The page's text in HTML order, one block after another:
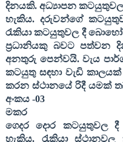
දිනයකි. අධ්‍යාපන
හැකිය. දරුවන්ගේ
රැකියා කටයුතුවල දී බොහෝ
ප්‍රධානියකු බවට පත්වන
අනතුරු පෙන්වයි. වැය
කටයුතු සඳහා වැඩි කාලයක්
කරන ස්ථානයේ රිදී යමක්
අංකය -03
මකර
ගෙදර දොර කටයුතුවල දී
හැකිය. රැකියා